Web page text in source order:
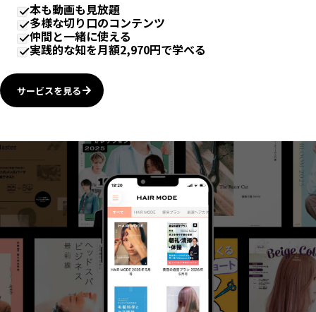
本も動画も見放題
多様な切り口のコンテンツ
仲間と一緒に使える
実践的な知を月額2,970円で学べる
サービスを見る